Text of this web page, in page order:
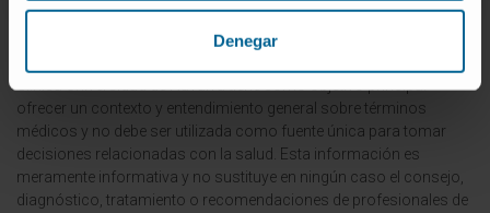
Denegar
ofrecer un contexto y entendimiento general sobre términos
médicos y no debe ser utilizada como fuente única para tomar
decisiones relacionadas con la salud. Esta información es
meramente informativa y no sustituye en ningún caso el consejo,
diagnóstico, tratamiento o recomendaciones de profesionales de